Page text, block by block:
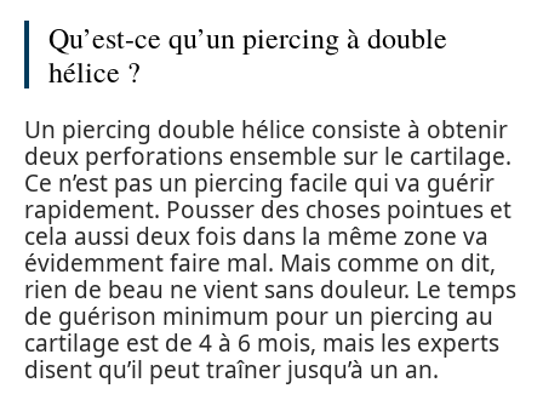
Qu’est-ce qu’un piercing à double
hélice ?
Un piercing double hélice consiste à obtenir
deux perforations ensemble sur le cartilage.
Ce n’est pas un piercing facile qui va guérir
rapidement. Pousser des choses pointues et
cela aussi deux fois dans la même zone va
évidemment faire mal. Mais comme on dit,
rien de beau ne vient sans douleur. Le temps
de guérison minimum pour un piercing au
cartilage est de 4 à 6 mois, mais les experts
disent qu’il peut traîner jusqu’à un an.